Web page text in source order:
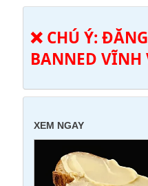
❌ CHÚ Ý:
BANNED VĨNH